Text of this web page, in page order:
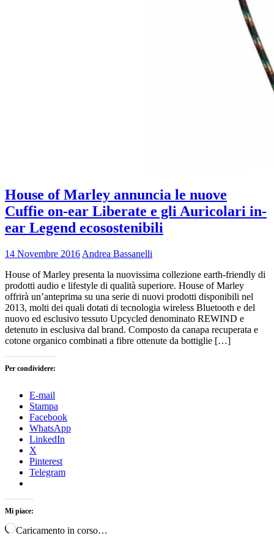
House of Marley annuncia le nuove
Cuffie on-ear Liberate e gli Auricolari in-
ear Legend ecosostenibili
14 Novembre 2016 Andrea Bassanelli
House of Marley presenta la nuovissima collezione earth-friendly di
prodotti audio e lifestyle di qualità superiore. House of Marley
offrirà un’anteprima su una serie di nuovi prodotti disponibili nel
2013, molti dei quali dotati di tecnologia wireless Bluetooth e del
nuovo ed esclusivo tessuto Upcycled denominato REWIND e
detenuto in esclusiva dal brand. Composto da canapa recuperata e
cotone organico combinati a fibre ottenute da bottiglie […]
Per condividere:
E-mail
Stampa
Facebook
WhatsApp
LinkedIn
X
Pinterest
Telegram
Mi piace:
Caricamento in corso…